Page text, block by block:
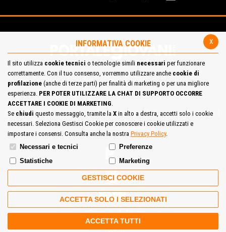
Mappa del Sito Privacy Policy Cookie Policy
Contatta la redazione
Cosa pensi del portale
Comune di Prato
x
INFORMATIVA COOKIE
Il sito utilizza cookie tecnici o tecnologie simili necessari per funzionare
correttamente. Con il tuo consenso, vorremmo utilizzare anche cookie di
profilazione (anche di terze parti) per finalità di marketing o per una migliore
esperienza. PER POTER UTILIZZARE LA CHAT DI SUPPORTO OCCORRE
ACCETTARE I COOKIE DI MARKETING.
Se chiudi questo messaggio, tramite la X in alto a destra, accetti solo i cookie
necessari. Seleziona Gestisci Cookie per conoscere i cookie utilizzati e
impostare i consensi. Consulta anche la nostra Privacy Policy.
Necessari e tecnici
Preferenze
Statistiche
Marketing
GESTISCI COOKIE
ACCETTA SOLO I SELEZIONATI
ACCETTA TUTTI